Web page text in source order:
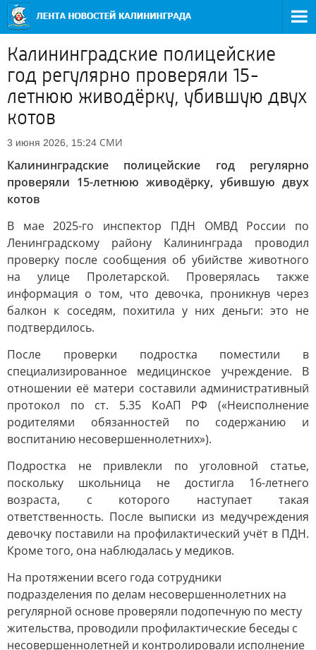
Калининградские полицейские
год регулярно проверяли 15-
летнюю живодёрку, убившую двух
котов
3 июня 2026, 15:24 СМИ
Калининградские полицейские год регулярно
проверяли 15-летнюю живодёрку, убившую двух
котов
В мае 2025-го инспектор ПДН ОМВД России по
Ленинградскому району Калининграда проводил
проверку после сообщения об убийстве животного
на улице Пролетарской. Проверялась также
информация о том, что девочка, проникнув через
балкон к соседям, похитила у них деньги: это не
подтвердилось.
После проверки подростка поместили в
специализированное медицинское учреждение. В
отношении её матери составили административный
протокол по ст. 5.35 КоАП РФ («Неисполнение
родителями обязанностей по содержанию и
воспитанию несовершеннолетних»).
Подростка не привлекли по уголовной статье,
поскольку школьница не достигла 16-летнего
возраста, с которого наступает такая
ответственность. После выписки из медучреждения
девочку поставили на профилактический учёт в ПДН.
Кроме того, она наблюдалась у медиков.
На протяжении всего года сотрудники
подразделения по делам несовершеннолетних на
регулярной основе проверяли подопечную по месту
жительства, проводили профилактические беседы с
несовершеннолетней и контролировали исполнение